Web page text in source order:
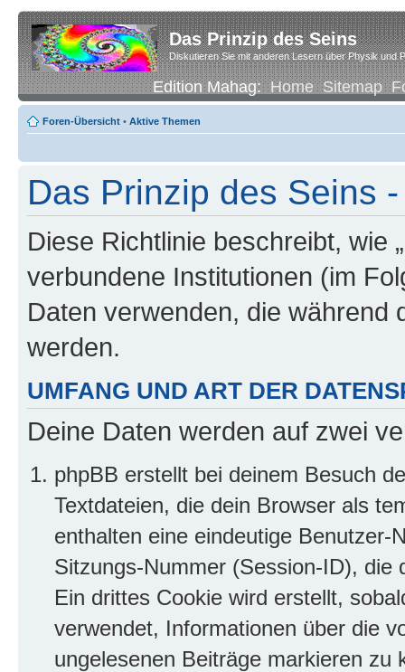
Das Prinzip des Seins
Diskutieren Sie mit anderen Lesern über Physik und
Edition Mahag:Home Sitemap
Foren-Übersicht • Aktive Themen
Das Prinzip des Seins
Diese Richtlinie beschreibt, wie
verbundene Institutionen (im
Daten verwenden, die während
werden.
UMFANG UND ART DER
Deine Daten werden auf zwei
phpBB erstellt bei deinem Besuch
Textdateien, die dein Browser als
enthalten eine eindeutige
Sitzungs-Nummer (Session-ID), die
Ein drittes Cookie wird erstellt,
verwendet, Informationen über die
ungelesenen Beiträge markieren zu